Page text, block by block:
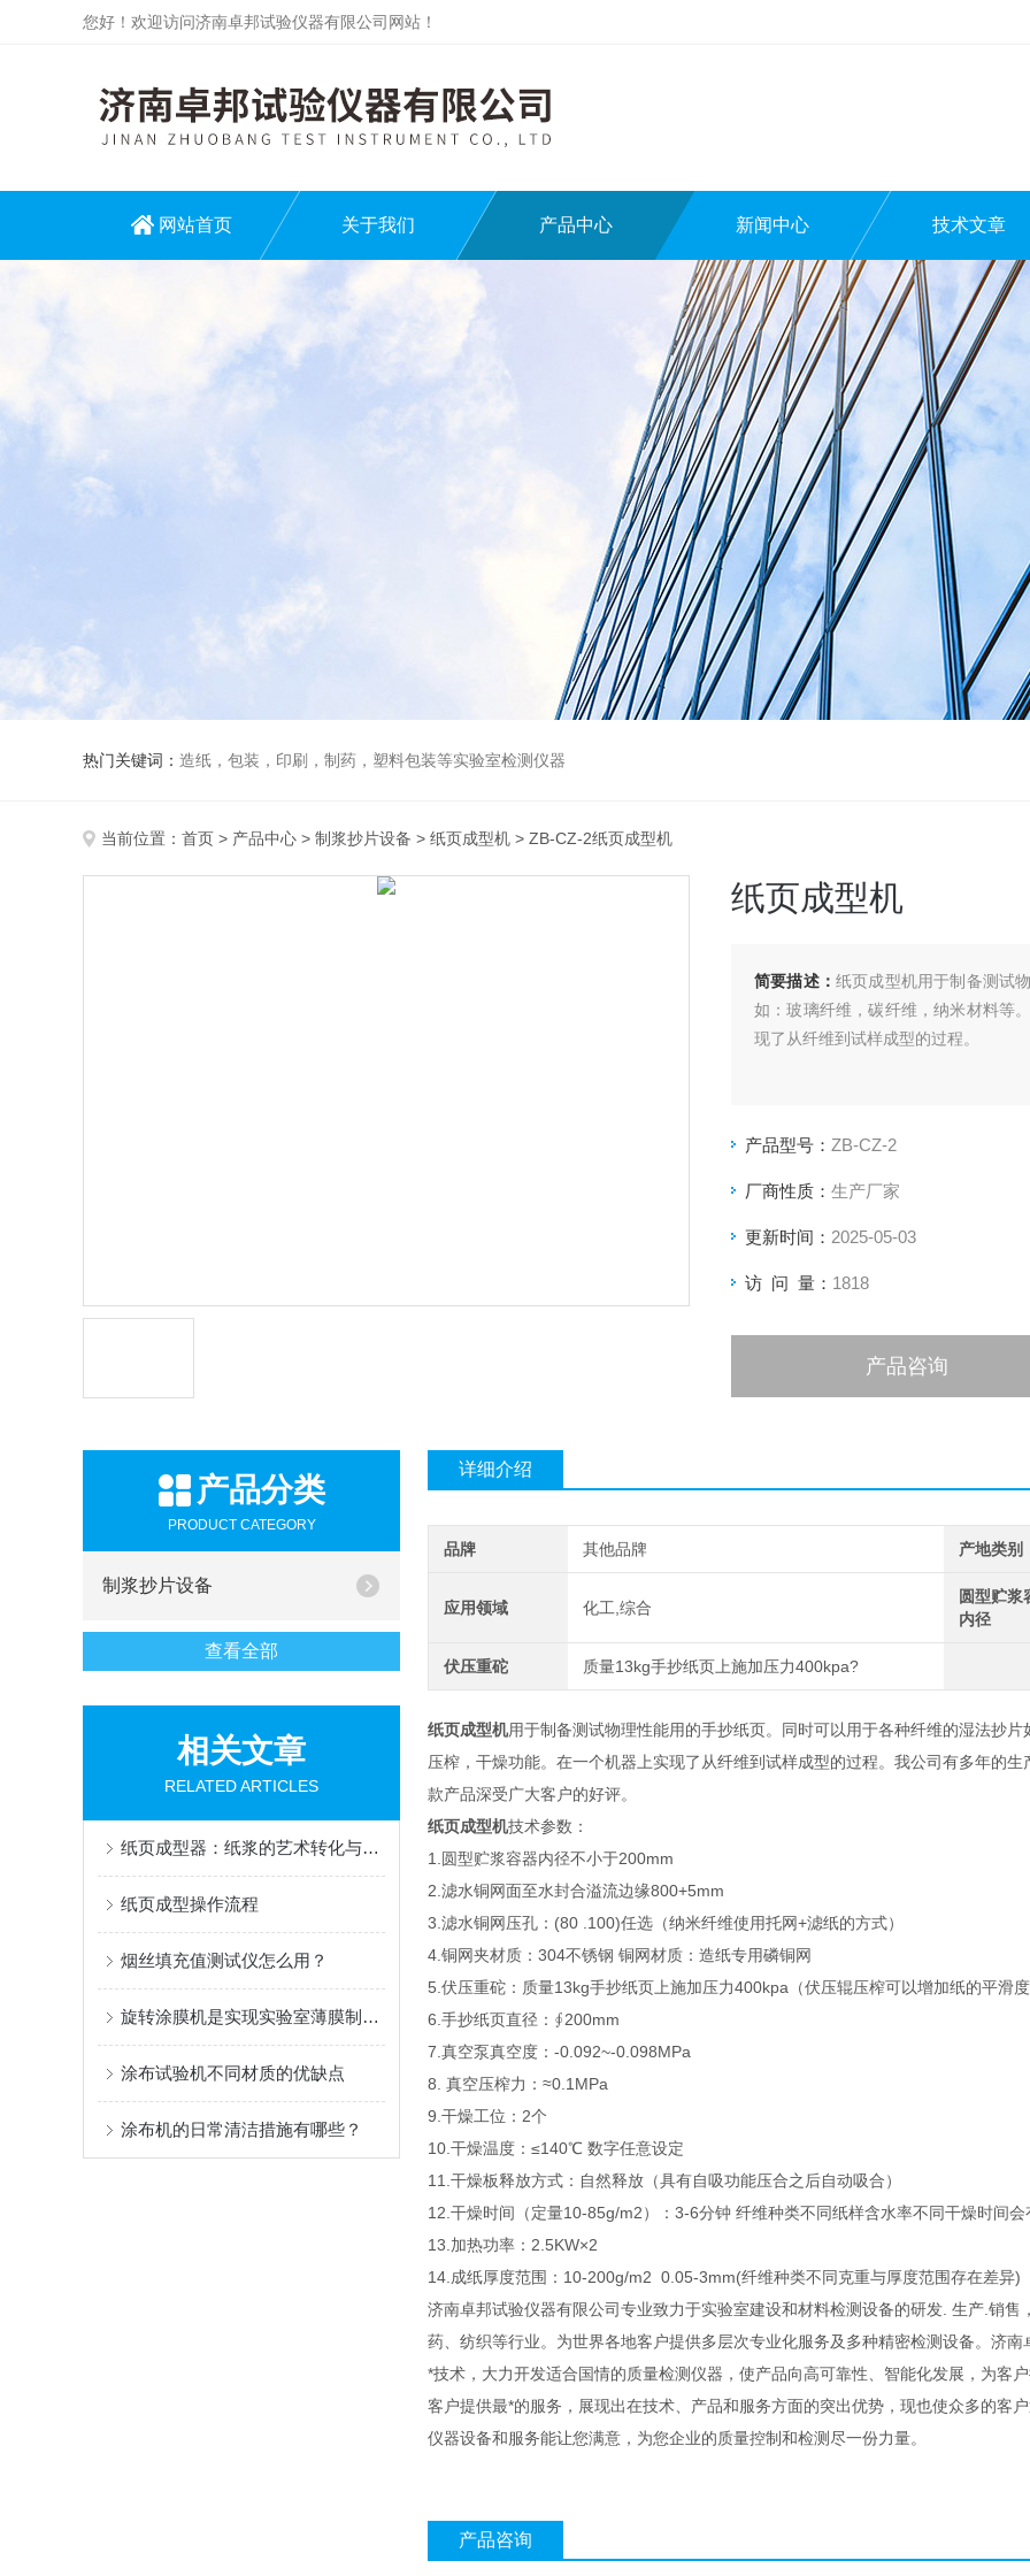
您好！欢迎访问济南卓邦试验仪器有限公司网站！
网站首页 关于我们 产品中心 新闻中心 技术文章
热门关键词： 造纸，包装，印刷，制药，塑料包装等实验室检测仪器
当前位置： 首页 > 产品中心 > 制浆抄片设备 > 纸页成型机 > ZB-CZ-2纸页成型机
纸页成型机
简要描述： 纸页成型机用于制备测试
如：玻璃纤维，碳纤维，纳米材料等
现了从纤维到试样成型的过程。
产品型号： ZB-CZ-2
厂商性质： 生产厂家
更新时间： 2025-05-03
访 问 量： 1818
产品咨询
产品分类
PRODUCT CATEGORY
制浆抄片设备
查看全部
相关文章
RELATED ARTICLES
纸页成型器：纸浆的艺术转化与科技的融合
纸页成型操作流程
烟丝填充值测试仪怎么用？
旋转涂膜机是实现实验室薄膜制备的高效工具
涂布试验机不同材质的优缺点
涂布机的日常清洁措施有哪些？
详细介绍
品牌 其他品牌 产地类别
应用领域 化工,综合
圆型贮浆
内径
伏压重砣 质量13kg手抄纸页上施加压力400kpa?
纸页成型机用于制备测试物理性能用的手抄纸页。同时可以用于各种纤维的湿法抄
压榨，干燥功能。在一个机器上实现了从纤维到试样成型的过程。我公司有多年的
款产品深受广大客户的好评。
纸页成型机技术参数：
1.圆型贮浆容器内径不小于200mm
2.滤水铜网面至水封合溢流边缘800+5mm
3.滤水铜网压孔：(80 .100)任选（纳米纤维使用托网+滤纸的方式）
4.铜网夹材质：304不锈钢 铜网材质：造纸专用磷铜网
5.伏压重砣：质量13kg手抄纸页上施加压力400kpa（伏压辊压榨可以增加纸的平滑
6.手抄纸页直径：∮200mm
7.真空泵真空度：-0.092~-0.098MPa
8. 真空压榨力：≈0.1MPa
9.干燥工位：2个
10.干燥温度：≤140℃ 数字任意设定
11.干燥板释放方式：自然释放（具有自吸功能压合之后自动吸合）
12.干燥时间（定量10-85g/m2）：3-6分钟 纤维种类不同纸样含水率不同干燥时间会
13.加热功率：2.5KW×2
14.成纸厚度范围：10-200g/m2 0.05-3mm(纤维种类不同克重与厚度范围存在差异)
济南卓邦试验仪器有限公司专业致力于实验室建设和材料检测设备的研发. 生产.销
药、纺织等行业。为世界各地客户提供多层次专业化服务及多种精密检测设备。济
*技术，大力开发适合国情的质量检测仪器，使产品向高可靠性、智能化发展，为客
客户提供最*的服务，展现出在技术、产品和服务方面的突出优势，现也使众多的客
仪器设备和服务能让您满意，为您企业的质量控制和检测尽一份力量。
产品咨询